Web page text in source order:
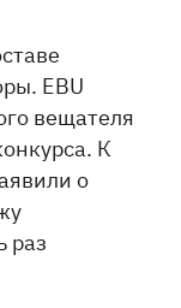
EBU
вещателя
К
о
раз